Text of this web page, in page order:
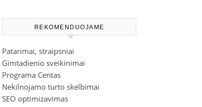
REKOMENDUOJAME
Patarimai, straipsniai
Gimtadienio sveikinimai
Programa Centas
Nekilnojamo turto skelbimai
SEO optimizavimas